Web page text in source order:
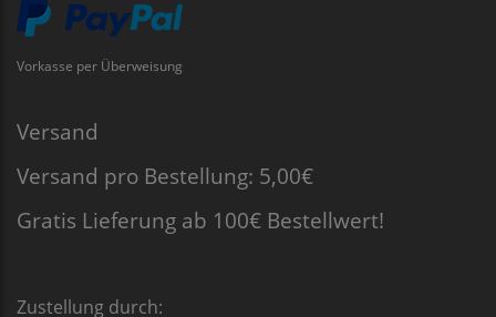
Vorkasse per Überweisung
Versand
Versand pro Bestellung: 5,00€
Gratis Lieferung ab 100€ Bestellwert!
Zustellung durch: